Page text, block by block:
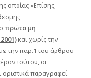
οποίας «Επίσης,
πρώτο μη
και χωρίς την
την παρ.1 του άρθρου
τούτου, οι
οριστικά παραγραφεί